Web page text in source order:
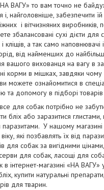
ВАГУ» то вам точно не
найголовніше, забезпечити
і вітчизняних виробників,
збалансовані сухі дієти для
і кліщів, а так само
від найменших до
вашого вихованця на вагу в
корми в мішках, завдяки
можете ознайомитися в
та допомогу в підборі
для собак потрібно не
бліх або заразитися
У нашому магазині
які позбавлять їх від
для собак за вигідними
для собак, ласощі для
інтернет-магазині «НА
купити натуральні
для тварин.